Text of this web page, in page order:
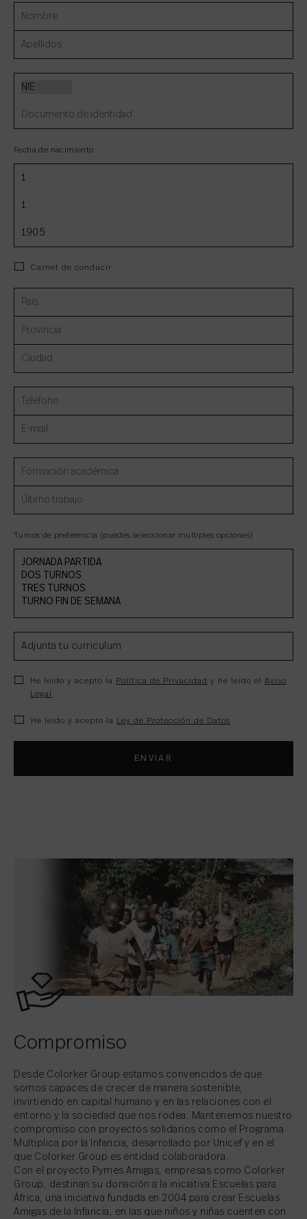
Fecha de nacimiento
Carnet de conducir
Turnos de preferencia (puedes seleccionar multiples opciones)
Adjunta tu curriculum
He leído y acepto la Política de Privacidad y he leído elAviso
Legal
He leído y acepto la Ley de Protección de Datos
ENVIAR
Compromiso
Desde Colorker Group estamos convencidos de que
somos capaces de crecer de manera sostenible,
invirtiendo en capital humano y en las relaciones con el
entorno y la sociedad que nos rodea. Mantenemos nuestro
compromiso con proyectos solidarios como el Programa
Multiplica por la Infancia, desarrollado por Unicef y en el
que Colorker Group es entidad colaboradora.
Con el proyecto Pymes Amigas, empresas como Colorker
Group, destinan su donación a la iniciativa Escuelas para
África, una iniciativa fundada en 2004 para crear Escuelas
Amigas de la Infancia, en las que niños y niñas cuenten con